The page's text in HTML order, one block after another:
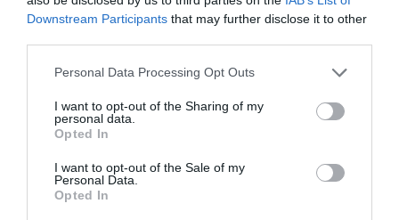
Downstream Participants that may further disclose it to other
Please note that this website/app uses one or more Google
not limited to your visit or usage behaviour. You may click to
grant or deny consent to Google and its third-party tags to
use your data for below specified purposes in below Google
consent section.
Personal Data Processing Opt Outs
I want to opt-out of the Sharing of my
personal data.
Opted In
I want to opt-out of the Sale of my
Personal Data.
Opted In
ΑΠΆΝΤΗΣΗ
anonimos
14/07/2024 στις 13:25
φαίνεται στην φωτο ΤΟΥΛΑΧΙΣΤΟΝ υπάρχει